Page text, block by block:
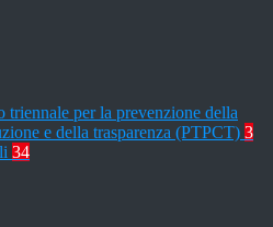
triennale per la prevenzione della
e della trasparenza (PTPCT) 3
34